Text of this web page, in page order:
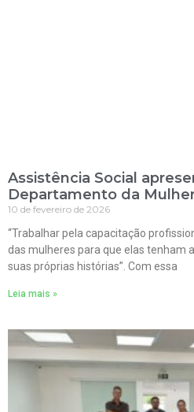
Assistência Social
Departamento da
10 de fevereiro de 2026
“Trabalhar pela capacitação
das mulheres para que elas tenham
suas próprias histórias”. Com essa
Leia mais »